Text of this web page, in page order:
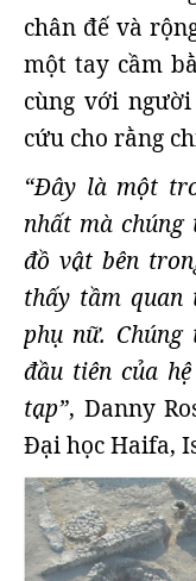
chân đế và
một tay cầm
cùng với
cứu cho rằng
“Đây là một
nhất mà
đồ vật bên
thấy tầm quan
phụ nữ.
đầu tiên của
tạp”, Danny
Đại học Haifa,